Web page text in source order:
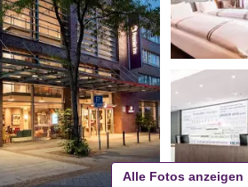
Alle Fotos anzeigen